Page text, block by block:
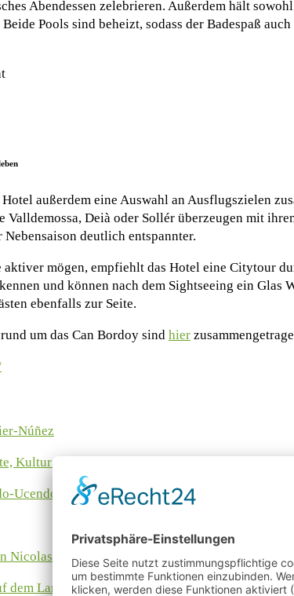
Abendessen zelebrieren. Außerdem hält
Pools sind beheizt, sodass der Badespaß
außerdem eine Auswahl an Ausflugszielen
Valldemossa, Deià oder Sollér überzeugen mit
deutlich entspannter.
mögen, empfiehlt das Hotel eine Citytour
und können nach dem Sightseeing ein Glas
ebenfalls zur Seite.
um das Can Bordoy sind hier
Kultur und Gastronomie
dem Landweg nach…